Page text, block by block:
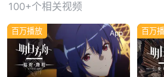
100+个相关视频
百万播放 App 百万